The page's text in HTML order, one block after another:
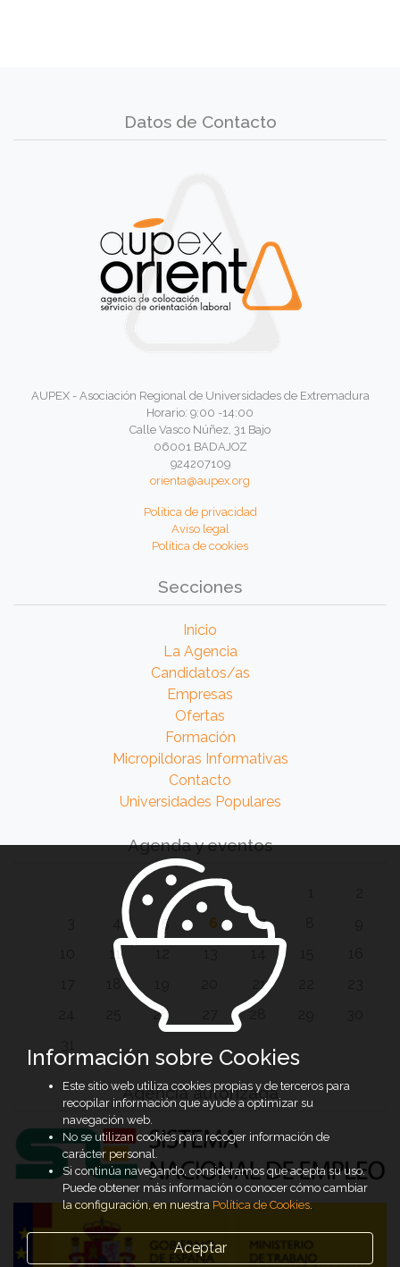
Datos de Contacto
AUPEX - Asociación Regional de Universidades de Extremadura
Horario: 9:00 -14:00
Calle Vasco Núñez, 31 Bajo
06001 BADAJOZ
924207109
orienta@aupex.org
Política de privacidad
Aviso legal
Política de cookies
Secciones
Inicio
La Agencia
Candidatos/as
Empresas
Ofertas
Formación
Micropildoras Informativas
Contacto
Universidades Populares
Agenda y eventos
5 6 7
11
21
26 28
Agencia autorizada
Información sobre Cookies
Este sitio web utiliza cookies propias y de terceros para
recopilar información que ayude a optimizar su
navegación web.
No se utilizan cookies para recoger información de
carácter personal.
Si continúa navegando, consideramos que acepta su uso.
Puede obtener más información o conocer cómo cambiar
la configuración, en nuestraPolítica de Cookies.
Aceptar